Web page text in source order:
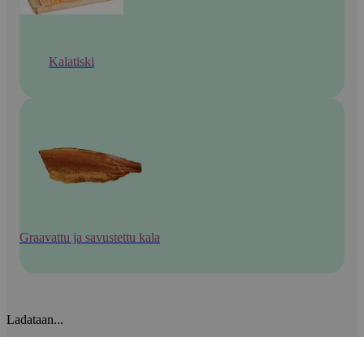
Kalatiski
Graavattu ja savustettu kala
Ladataan...